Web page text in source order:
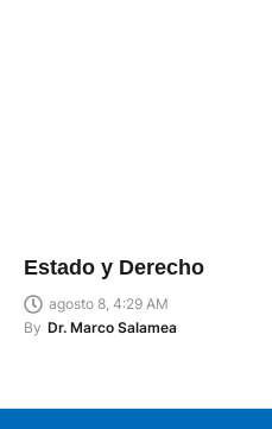
Estado y Derecho
agosto 8, 4:29 AM
By Dr. Marco Salamea